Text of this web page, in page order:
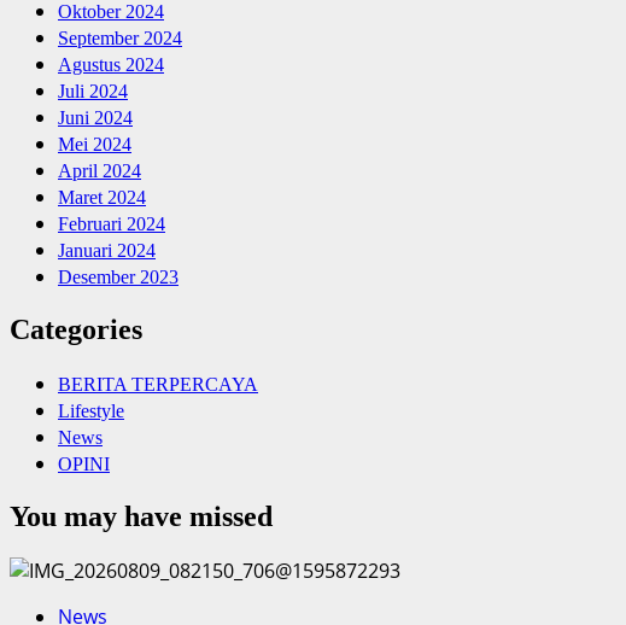
Oktober 2024
September 2024
Agustus 2024
Juli 2024
Juni 2024
Mei 2024
April 2024
Maret 2024
Februari 2024
Januari 2024
Desember 2023
Categories
BERITA TERPERCAYA
Lifestyle
News
OPINI
You may have missed
News